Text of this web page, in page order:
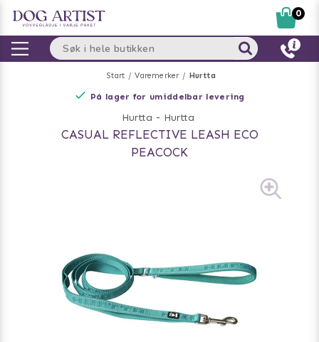
Start Varemerker Hurtta
På lager for umiddelbar levering
Hurtta - Hurtta
CASUAL REFLECTIVE LEASH ECO
PEACOCK
0